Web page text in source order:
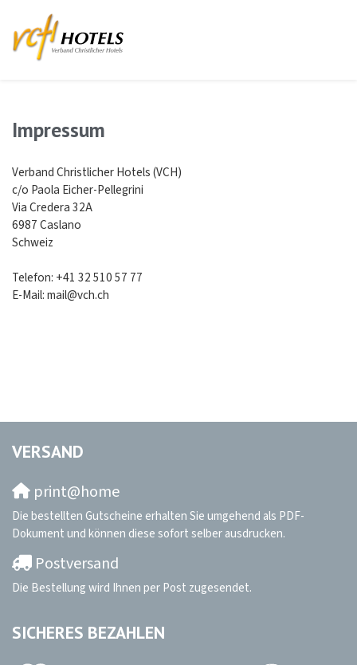
Impressum
Verband Christlicher Hotels (VCH)
c/o Paola Eicher-Pellegrini
Via Credera 32A
6987 Caslano
Schweiz
Telefon: +41 32 510 57 77
E-Mail: mail@vch.ch
VERSAND
print@home
Die bestellten Gutscheine erhalten Sie umgehend als PDF-
Dokument und können diese sofort selber ausdrucken.
Postversand
Die Bestellung wird Ihnen per Post zugesendet.
SICHERES BEZAHLEN